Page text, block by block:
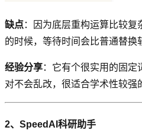
缺点：因为底层重构运算比较
的时候，等待时间会比普通替换
经验分享：它有个很实用的固
对不会乱改，很适合学术性较强
2、SpeedAI科研助手